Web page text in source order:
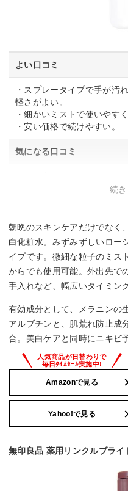
よい口コミ
・スプレータイプで手が汚
軽さがよい。
・細かいミストで使いやす
・安い価格で続けやすい。
気になる口コミ
続
朝晩のスキンケアだけでなく
白化粧水。みずみずしいロー
イプです。微細な粒子のミス
からでも使用可能。外出先で
手入れなど、幅広いタイミン
有効成分として、メラニンの
アルブチンと、肌荒れ防止成
合。美白ケアと同時にニキビ
Amazonで見る
Yahoo!で見る
無印良品 薬用リンクルブライ